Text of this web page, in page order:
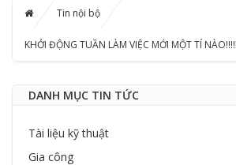
Tin nội bộ
KHỞI ĐỘNG TUẦN LÀM VIỆC MỚI MỘT TÍ
DANH MỤC TIN TỨC
Tài liệu kỹ thuật
Gia công